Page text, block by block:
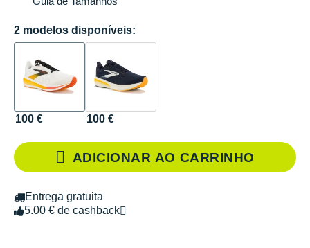
2 modelos disponíveis:
100 € 100 €
ADICIONAR AO CARRINHO
Entrega gratuita
5.00 € de cashback